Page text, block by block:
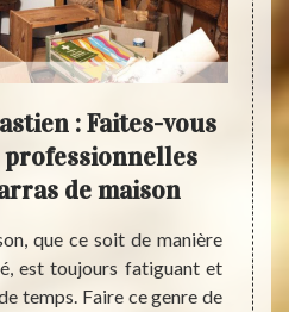
: Faites-vous
de maison
que ce soit de manière
est toujours fatiguant et
temps. Faire ce genre de
plein